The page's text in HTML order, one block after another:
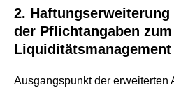
2.
der Pflichtangaben zum
Liquiditätsmanagement
Ausgangspunkt der erweiterten